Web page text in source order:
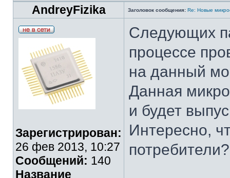
AndreyFizika
Заголовок сообщения: Re: Новые
Зарегистрирован:
26 фев 2013, 10:27
Сообщений: 140
Название
Следующих
процессе
на данный
Данная
и будет
Интересно,
потребители?